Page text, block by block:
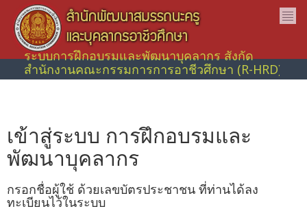
ระบบการฝึกอบรมและพัฒนาบุคลากร สังกัด
สำนักงานคณะกรรมการการอาชีวศึกษา (R-HRD)
เข้าสู่ระบบ การฝึกอบรมและ
พัฒนาบุคลากร
กรอกชื่อผู้ใช้ ด้วยเลขบัตรประชาชน ที่ท่านได้ลง
ทะเบียนไว้ในระบบ